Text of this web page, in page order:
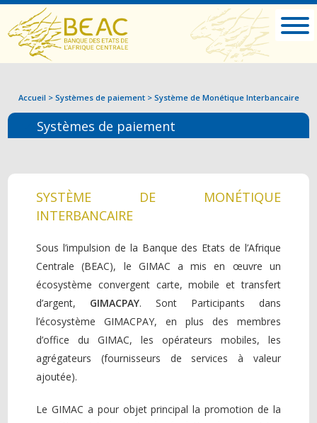
Accueil > Systèmes de paiement> Système de Monétique Interbancaire
Systèmes de paiement
SYSTÈME DE MONÉTIQUE
INTERBANCAIRE
Sous l’impulsion de la Banque des Etats de l’Afrique
Centrale (BEAC), le GIMAC a mis en œuvre un
écosystème convergent carte, mobile et transfert
d’argent, GIMACPAY. Sont Participants dans
l’écosystème GIMACPAY, en plus des membres
d’office du GIMAC, les opérateurs mobiles, les
agrégateurs (fournisseurs de services à valeur
ajoutée).
Le GIMAC a pour objet principal la promotion de la